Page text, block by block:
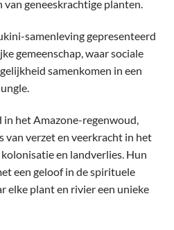
geneeskrachtige planten.
samenleving gepresenteerd
gemeenschap, waar sociale
samenkomen in een
het Amazone-regenwoud,
van verzet en veerkracht in het
en landverlies. Hun
een geloof in de spirituele
elke plant en rivier een unieke